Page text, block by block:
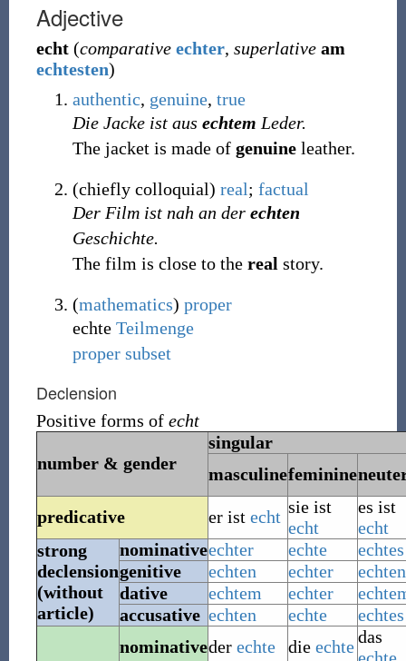
Adjective
echt (comparative echter, superlative am
echtesten)
authentic, genuine, true
Die Jacke ist aus echtem Leder.
The jacket is made of genuineleather.
(chiefly colloquial) real; factual
Der Film ist nah an der echten
Geschichte.
The film is close to the real story.
(mathematics) proper
echte Teilmenge
proper subset
Declension
Positive forms of echt
number & gender
singular
masculinefeminine
predicative er ist echt sie ist
echt
es ist
echt
strong
declension
(without
article)
nominativeechter echte
echtes
genitive
echten echter
echten
dative
echtem echter
accusative echten echte echtes
nominativeder echte die echte das